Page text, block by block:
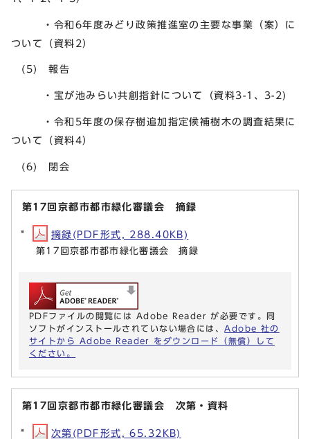
・令和6年度みどり政策推進室の主要な事業（案）に
ついて（資料2）
(5) 報告
・宝が池みらい共創指針について（資料3-1、3-2)
・令和5年度の保存樹追加指定候補樹木の調査結果に
ついて（資料4）
(6) 閉会
第17回京都市都市緑化審議会 摘録
摘録(PDF形式, 288.40KB)
第17回京都市都市緑化審議会 摘録
PDFファイルの閲覧には Adobe Reader が必要です。同
ソフトがインストールされていない場合には、 Adobe 社の
サイトから Adobe Reader をダウンロード（無償）して
ください。
第17回京都市都市緑化審議会 次第・資料
次第(PDF形式, 65.32KB)